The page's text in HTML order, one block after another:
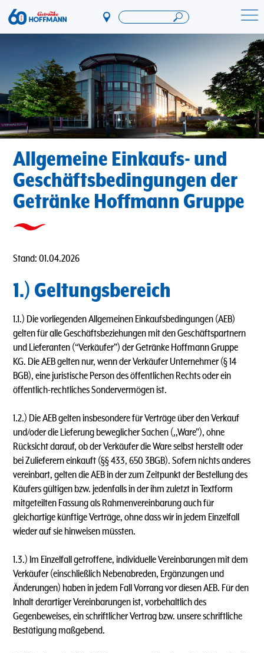
Direkt
zum
Inhalt
Startseite Getränke Hoffmann
Allgemeine Einkaufs- und
Geschäftsbedingungen der
Getränke Hoffmann Gruppe
Stand: 01.04.2026
1.) Geltungsbereich
1.1.) Die vorliegenden Allgemeinen Einkaufsbedingungen (AEB)
gelten für alle Geschäftsbeziehungen mit den Geschäftspartnern
und Lieferanten (“Verkäufer”) der Getränke Hoffmann Gruppe
KG. Die AEB gelten nur, wenn der Verkäufer Unternehmer (§ 14
BGB), eine juristische Person des öffentlichen Rechts oder ein
öffentlich-rechtliches Sondervermögen ist.
1.2.) Die AEB gelten insbesondere für Verträge über den Verkauf
und/oder die Lieferung beweglicher Sachen (,,Ware"), ohne
Rücksicht darauf, ob der Verkäufer die Ware selbst herstellt oder
bei Zulieferern einkauft (§§ 433, 650 3BGB). Sofern nichts anderes
vereinbart, gelten die AEB in der zum Zeitpunkt der Bestellung des
Käufers gültigen bzw. jedenfalls in der ihm zuletzt in Textform
mitgeteilten Fassung als Rahmenvereinbarung auch für
gleichartige künftige Verträge, ohne dass wir in jedem Einzelfall
wieder auf sie hinweisen müssten.
1.3.) lm Einzelfall getroffene, individuelle Vereinbarungen mit dem
Verkäufer (einschließlich Nebenabreden, Ergänzungen und
Änderungen) haben in jedem Fall Vorrang vor diesen AEB. Für den
lnhalt derartiger Vereinbarungen ist, vorbehaltlich des
Gegenbeweises, ein schriftlicher Vertrag bzw. unsere schriftliche
Bestätigung maßgebend.